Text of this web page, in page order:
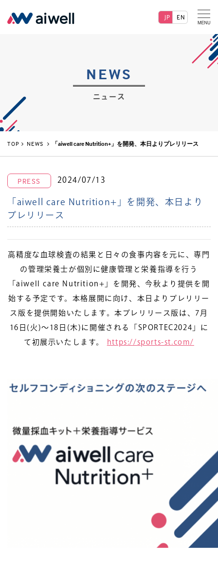
JP EN
NEWS
ニュース
TOP NEWS 「aiwell care Nutrition+」を開発、本日よりプレリリース
PRESS 2024/07/13
「aiwell care Nutrition+」を開発、本日より
プレリリース
高精度な血球検査の結果と日々の食事内容を元に、専門
の管理栄養士が個別に健康管理と栄養指導を行う
「aiwell care Nutrition+」を開発、今秋より提供を開
始する予定です。本格展開に向け、本日よりプレリリー
ス版を提供開始いたします。本プレリリース版は、7月
16日(火)～18日(木)に開催される「SPORTEC2024」に
て初展示いたします。
https://sports-st.com/